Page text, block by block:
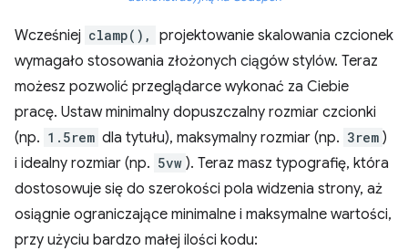
Wcześniej clamp(),
projektowanie skalowania czcionek
wymagało stosowania złożonych ciągów stylów. Teraz
możesz pozwolić przeglądarce wykonać za Ciebie
pracę. Ustaw minimalny dopuszczalny rozmiar czcionki
(np. 1.5rem dla tytułu), maksymalny rozmiar (np. 3rem )
i idealny rozmiar (np. 5vw ). Teraz masz typografię, która
dostosowuje się do szerokości pola widzenia strony, aż
osiągnie ograniczające minimalne i maksymalne wartości,
przy użyciu bardzo małej ilości kodu: